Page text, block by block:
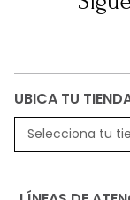
UBICA TU
Selecciona tu